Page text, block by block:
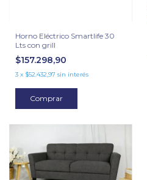
Horno Eléctrico Smartlife 30
Lts con grill
$157.298,90
3 x $52.432,97 sin interés
Comprar